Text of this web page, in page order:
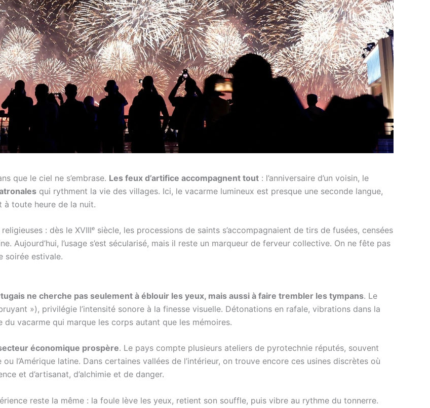
que le ciel ne s’embrase. Les feux d’artifice accompagnent tout : l’anniversaire d’un voisin, le
qui rythment la vie des villages. Ici, le vacarme lumineux est presque une seconde langue,
toute heure de la nuit.
: dès le XVIIIᵉ siècle, les processions de saints s’accompagnaient de tirs de fusées, censées
Aujourd’hui, l’usage s’est sécularisé, mais il reste un marqueur de ferveur collective. On ne fête pas
soirée estivale.
ne cherche pas seulement à éblouir les yeux, mais aussi à faire trembler les tympans. Le
»), privilégie l’intensité sonore à la finesse visuelle. Détonations en rafale, vibrations dans la
vacarme qui marque les corps autant que les mémoires.
économique prospère. Le pays compte plusieurs ateliers de pyrotechnie réputés, souvent
l’Amérique latine. Dans certaines vallées de l’intérieur, on trouve encore ces usines discrètes où
et d’artisanat, d’alchimie et de danger.
reste la même : la foule lève les yeux, retient son souffle, puis vibre au rythme du tonnerre.